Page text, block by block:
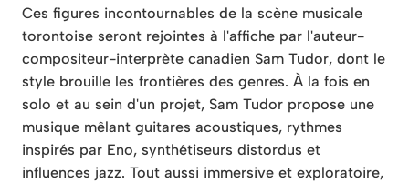
Ces figures incontournables de la scène musicale
torontoise seront rejointes à l'affiche par l'auteur-
compositeur-interprète canadien Sam Tudor, dont le
style brouille les frontières des genres. À la fois en
solo et au sein d'un projet, Sam Tudor propose une
musique mêlant guitares acoustiques, rythmes
inspirés par Eno, synthétiseurs distordus et
influences jazz. Tout aussi immersive et exploratoire,